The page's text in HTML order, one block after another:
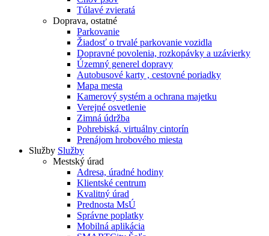
Túlavé zvieratá
Doprava, ostatné
Parkovanie
Žiadosť o trvalé parkovanie vozidla
Dopravné povolenia, rozkopávky a uzávierky
Územný generel dopravy
Autobusové karty , cestovné poriadky
Mapa mesta
Kamerový systém a ochrana majetku
Verejné osvetlenie
Zimná údržba
Pohrebiská, virtuálny cintorín
Prenájom hrobového miesta
Služby Služby
Mestský úrad
Adresa, úradné hodiny
Klientské centrum
Kvalitný úrad
Prednosta MsÚ
Správne poplatky
Mobilná aplikácia